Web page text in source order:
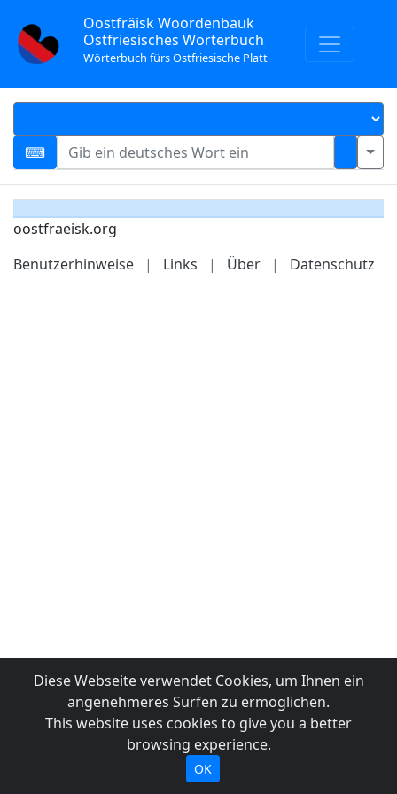
Oostfräisk Woordenbauk
Ostfriesisches Wörterbuch
Wörterbuch fürs Ostfriesische Platt
oostfraeisk.org
Benutzerhinweise
| Links | Über | Datenschutz
Diese Webseite verwendet Cookies, um Ihnen ein
angenehmeres Surfen zu ermöglichen.
This website uses cookies to give you a better
browsing experience.
OK